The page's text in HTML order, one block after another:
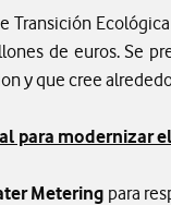
Transición
de euros. Se
y que cree
para modernizar
Metering para